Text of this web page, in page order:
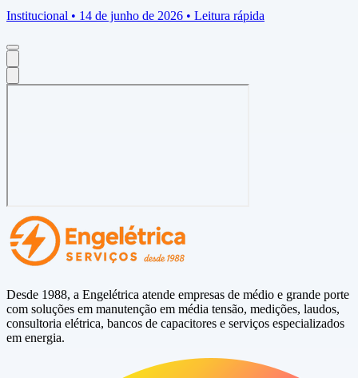
Institucional • 14 de junho de 2026 • Leitura rápida
Desde 1988, a Engelétrica atende empresas de médio e grande porte
com soluções em manutenção em média tensão, medições, laudos,
consultoria elétrica, bancos de capacitores e serviços especializados
em energia.